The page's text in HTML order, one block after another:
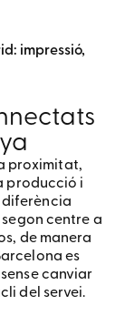
i
propi de
de 1965.
logística i
i agències,
al nostre
84 22
impressió,
proximitat,
producció i
diferència
segon centre a
de manera
es
canviar
del servei.